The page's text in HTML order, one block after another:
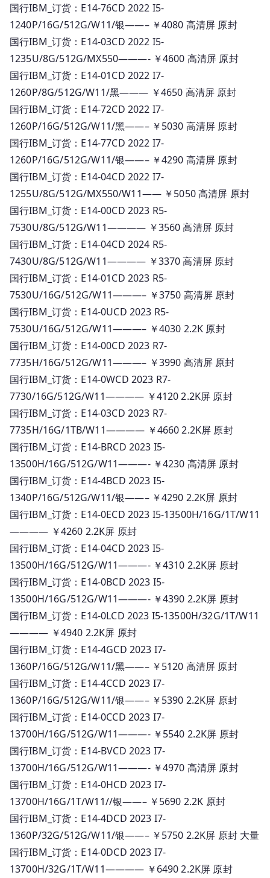
国行IBM_订货：E14-76CD 2022 I5-
1240P/16G/512G/W11/银——– ￥4080 高清屏 原封
国行IBM_订货：E14-03CD 2022 I5-
1235U/8G/512G/MX550———- ￥4600 高清屏 原封
国行IBM_订货：E14-01CD 2022 I7-
1260P/8G/512G/W11/黑——— ￥4650 高清屏 原封
国行IBM_订货：E14-72CD 2022 I7-
1260P/16G/512G/W11/黑——– ￥5030 高清屏 原封
国行IBM_订货：E14-77CD 2022 I7-
1260P/16G/512G/W11/银——– ￥4290 高清屏 原封
国行IBM_订货：E14-04CD 2022 I7-
1255U/8G/512G/MX550/W11—— ￥5050 高清屏 原封
国行IBM_订货：E14-00CD 2023 R5-
7530U/8G/512G/W11———— ￥3560 高清屏 原封
国行IBM_订货：E14-04CD 2024 R5-
7430U/8G/512G/W11———— ￥3370 高清屏 原封
国行IBM_订货：E14-01CD 2023 R5-
7530U/16G/512G/W11———– ￥3750 高清屏 原封
国行IBM_订货：E14-0UCD 2023 R5-
7530U/16G/512G/W11———– ￥4030 2.2K 原封
国行IBM_订货：E14-00CD 2023 R7-
7735H/16G/512G/W11———– ￥3990 高清屏 原封
国行IBM_订货：E14-0WCD 2023 R7-
7730/16G/512G/W11———— ￥4120 2.2K屏 原封
国行IBM_订货：E14-03CD 2023 R7-
7735H/16G/1TB/W11———— ￥4660 2.2K屏 原封
国行IBM_订货：E14-BRCD 2023 I5-
13500H/16G/512G/W11———- ￥4230 高清屏 原封
国行IBM_订货：E14-4BCD 2023 I5-
1340P/16G/512G/W11/银——– ￥4290 2.2K屏 原封
国行IBM_订货：E14-0ECD 2023 I5-13500H/16G/1T/W11
———— ￥4260 2.2K屏 原封
国行IBM_订货：E14-04CD 2023 I5-
13500H/16G/512G/W11———- ￥4310 2.2K屏 原封
国行IBM_订货：E14-0BCD 2023 I5-
13500H/16G/512G/W11———- ￥4390 2.2K屏 原封
国行IBM_订货：E14-0LCD 2023 I5-13500H/32G/1T/W11
———— ￥4940 2.2K屏 原封
国行IBM_订货：E14-4GCD 2023 I7-
1360P/16G/512G/W11/黑——– ￥5120 高清屏 原封
国行IBM_订货：E14-4CCD 2023 I7-
1360P/16G/512G/W11/银——– ￥5390 2.2K屏 原封
国行IBM_订货：E14-0CCD 2023 I7-
13700H/16G/512G/W11———- ￥5540 2.2K屏 原封
国行IBM_订货：E14-BVCD 2023 I7-
13700H/16G/512G/W11———- ￥4970 高清屏 原封
国行IBM_订货：E14-0HCD 2023 I7-
13700H/16G/1T/W11//银——– ￥5690 2.2K 原封
国行IBM_订货：E14-4DCD 2023 I7-
1360P/32G/512G/W11/银——– ￥5750 2.2K屏 原封 大量
国行IBM_订货：E14-0DCD 2023 I7-
13700H/32G/1T/W11———— ￥6490 2.2K屏 原封